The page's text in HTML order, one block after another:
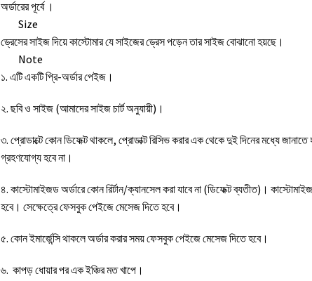
অর্ডারের পূর্বে ।
Size
ড্রেসের সাইজ দিয়ে কাস্টোমার যে সাইজের ড্রেস পড়েন তার সাইজ বোঝানো হয়ছে।
Note
১. এটি একটি প্রি-অর্ডার পেইজ।
২. ছবি ও সাইজ (আমাদের সাইজ চার্ট অনুযায়ী)।
৩. প্রোডাক্টে কোন ডিফেক্ট থাকলে, প্রোডাক্ট রিসিভ করার এক থেকে দুই দিনের মধ্যে
গ্রহণযোগ্য হবে না।
৪. কাস্টোমাইজড অর্ডারে কোন রির্টান/ক্যানসেল করা যাবে না (ডিফেক্ট ব্যতীত)।
হবে। সেক্ষেত্রে ফেসবুক পেইজে মেসেজ দিতে হবে।
৫. কোন ইমার্জেন্সি থাকলে অর্ডার করার সময় ফেসবুক পেইজে মেসেজ দিতে হবে।
৬. কাপড় ধোয়ার পর এক ইঞ্চির মত খাপে।